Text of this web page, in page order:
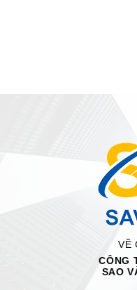
VỀ
CÔNG
SAO